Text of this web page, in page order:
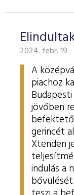
2024. febr. 19.
A
piachoz
jövőben
gerincét
Xtenden
indulás a